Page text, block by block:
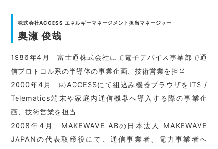
株式会社ACCESS エネルギーマネージメント担当マネージャー
奥瀬 俊哉
1986年4月 富士通株式会社にて電子デバイス事業部で通
信プロトコル系の半導体の事業企画、技術営業を担当
2000年4月 ㈱ACCESSにて組込み機器ブラウザをITS /
Telematics端末や家庭内通信機器へ導入する際の事業企
画、技術営業を担当
2008年4月 MAKEWAVE ABの日本法人 MAKEWAVE
JAPANの代表取締役にて、通信事業者、電力事業者へ